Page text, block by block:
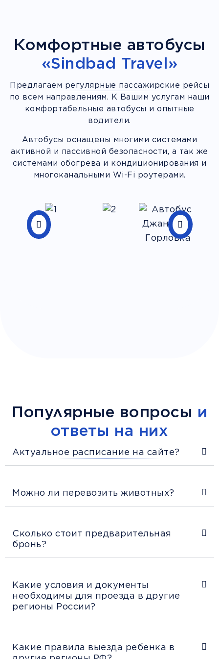
Комфортные автобусы
«Sindbad Travel»
Предлагаем регулярные пассажирские рейсы
по всем направлениям. К Вашим услугам наши
комфортабельные автобусы и опытные
водители.
Автобусы оснащены многими системами
активной и пассивной безопасности, а так же
системами обогрева и кондиционирования и
многоканальными Wi-Fi роутерами.
Популярные вопросы и
ответы на них
Актуальное расписание на сайте?
Можно ли перевозить животных?
Сколько стоит предварительная
бронь?
Какие условия и документы
необходимы для проезда в другие
регионы России?
Какие правила выезда ребенка в